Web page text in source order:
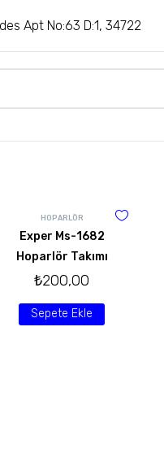
Apt No:63 D:1, 34722
HOPARLÖR
Exper Ms-1682
Hoparlör Takımı
₺200,00
Sepete Ekle